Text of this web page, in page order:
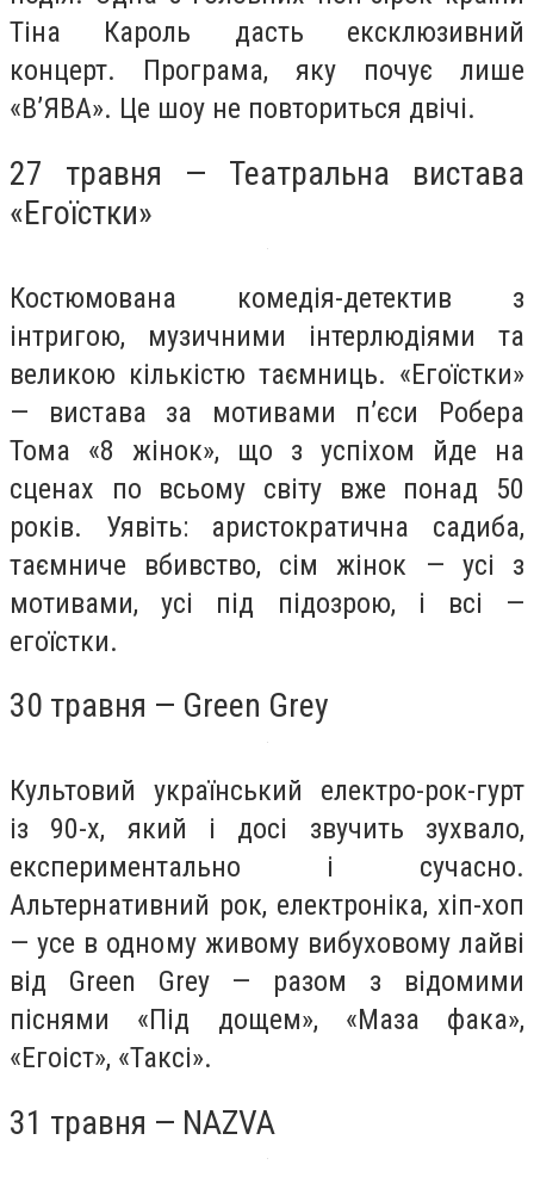
Тіна Кароль дасть ексклюзивний
концерт. Програма, яку почує лише
«В’ЯВА». Це шоу не повториться двічі.
27 травня — Театральна вистава
«Егоїстки»
Костюмована комедія-детектив з
інтригою, музичними інтерлюдіями та
великою кількістю таємниць. «Егоїстки»
— вистава за мотивами п’єси Робера
Тома «8 жінок», що з успіхом йде на
сценах по всьому світу вже понад 50
років. Уявіть: аристократична садиба,
таємниче вбивство, cім жінок — усі з
мотивами, усі під підозрою, і всі —
егоїстки.
30 травня — Green Grey
Культовий український електро-рок-гурт
із 90-х, який і досі звучить зухвало,
експериментально і сучасно.
Альтернативний рок, електроніка, хіп-хоп
— усе в одному живому вибуховому лайві
від Green Grey — разом з відомими
піснями «Під дощем», «Маза фака»,
«Егоіст», «Таксі».
31 травня — NAZVA